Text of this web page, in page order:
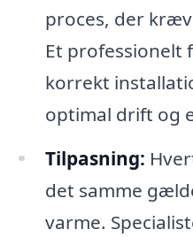
proces, der
Et professionelt
korrekt
optimal drift og
Tilpasning:
det samme
varme.